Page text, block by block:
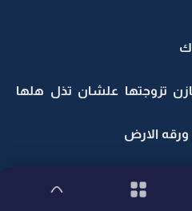
تزوجتها علشان تذل هلها
الارض